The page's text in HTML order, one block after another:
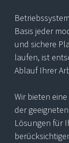
Basis jeder
und sichere
laufen, ist
Ablauf Ihrer
Wir bieten
der
Lösungen für